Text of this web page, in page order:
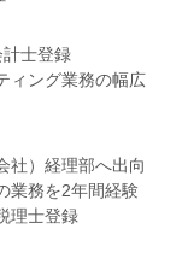
士登録
ィング業務の幅広
社）経理部へ出向
業務を2年間経験
理士登録